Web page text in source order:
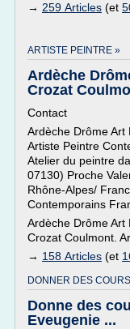
→ 259 Articles (et
ARTISTE PEINTRE »
Ardèche
Crozat
Contact
Ardèche Drôme Art
Artiste Peintre
Atelier du peintre
07130) Proche
Rhône-Alpes/
Contemporains
Ardèche Drôme
Crozat Coulmont.
→ 158 Articles (et
DONNER DES
Donne des
Eveugenie ...